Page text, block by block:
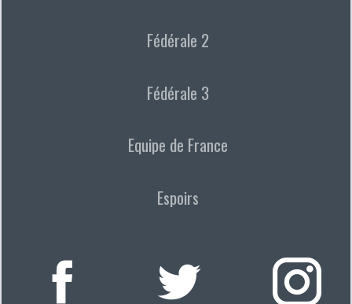
Fédérale 2
Fédérale 3
Equipe de France
Espoirs